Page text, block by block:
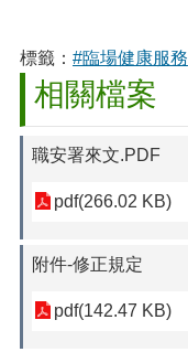
標籤： #臨場健康服務
相關檔案
職安署來文.PDF
pdf(266.02 KB)
附件-修正規定
pdf(142.47 KB)